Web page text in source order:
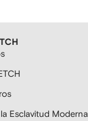
Esclavitud Moderna